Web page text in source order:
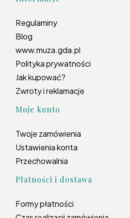
Regulaminy
Blog
www.muza.gda.pl
Polityka prywatności
Jak kupować?
Zwroty i reklamacje
Moje konto
Twoje zamówienia
Ustawienia konta
Przechowalnia
Płatności i dostawa
Formy płatności